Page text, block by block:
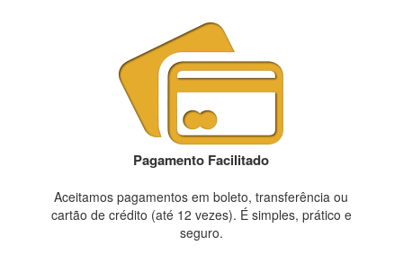
Pagamento Facilitado
Aceitamos pagamentos em boleto, transferência ou
cartão de crédito (até 12 vezes). É simples, prático e
seguro.